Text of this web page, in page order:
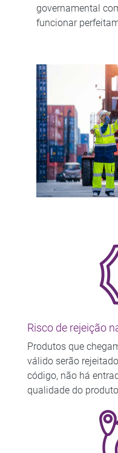
governamental
funcionar
Risco de rejeição
Produtos que
válido serão
código, não há
qualidade do